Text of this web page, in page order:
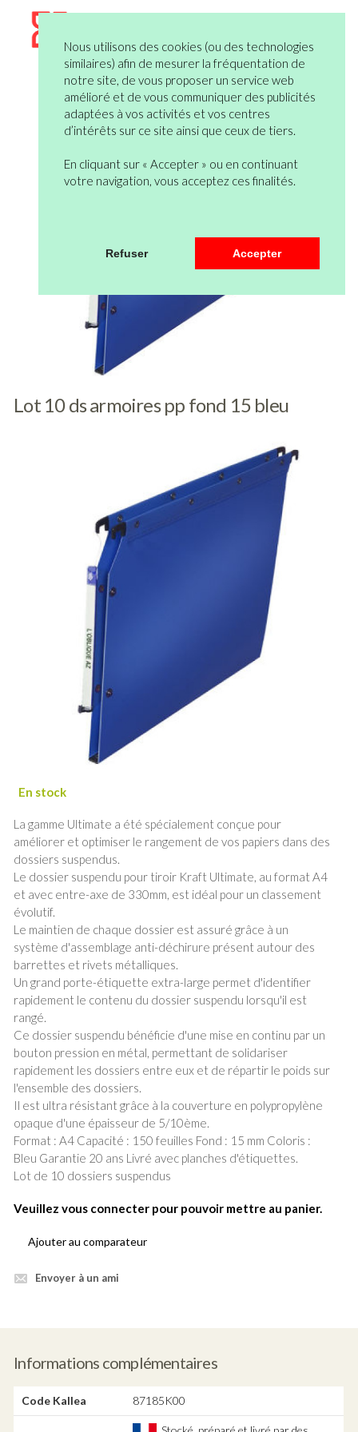
Nous utilisons des cookies (ou des technologies
similaires) afin de mesurer la fréquentation de
notre site, de vous proposer un service web
amélioré et de vous communiquer des publicités
adaptées à vos activités et vos centres
d’intérêts sur ce site ainsi que ceux de tiers.
En cliquant sur « Accepter » ou en continuant
votre navigation, vous acceptez ces finalités.
Refuser Accepter
Lot 10 ds armoires pp fond 15 bleu
La gamme Ultimate a été spécialement conçue pour
améliorer et optimiser le rangement de vos papiers dans des
dossiers suspendus.
Le dossier suspendu pour tiroir Kraft Ultimate, au format A4
et avec entre-axe de 330mm, est idéal pour un classement
évolutif.
Le maintien de chaque dossier est assuré grâce à un
système d'assemblage anti-déchirure présent autour des
barrettes et rivets métalliques.
Un grand porte-étiquette extra-large permet d'identifier
rapidement le contenu du dossier suspendu lorsqu'il est
rangé.
Ce dossier suspendu bénéficie d'une mise en continu par un
bouton pression en métal, permettant de solidariser
rapidement les dossiers entre eux et de répartir le poids sur
l'ensemble des dossiers.
Il est ultra résistant grâce à la couverture en polypropylène
opaque d'une épaisseur de 5/10ème.
Format : A4 Capacité : 150 feuilles Fond : 15 mm Coloris :
Bleu Garantie 20 ans Livré avec planches d'étiquettes.
Lot de 10 dossiers suspendus
Veuillez vous connecter pour pouvoir mettre au panier.
Ajouter au comparateur
Envoyer à un ami
Informations complémentaires
Code Kallea 87185K00